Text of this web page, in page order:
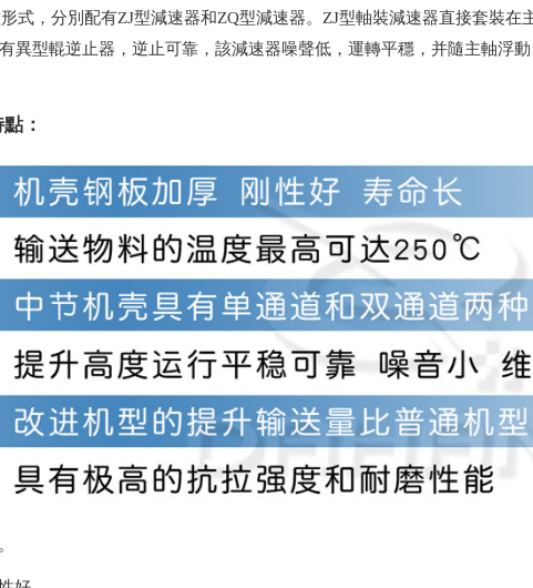
式，分別配有ZJ型減速器和ZQ型減速器。ZJ型軸裝減速器直接套裝
異型輥逆止器，逆止可靠，該減速器噪聲低，運轉平穩，并隨主軸浮
：